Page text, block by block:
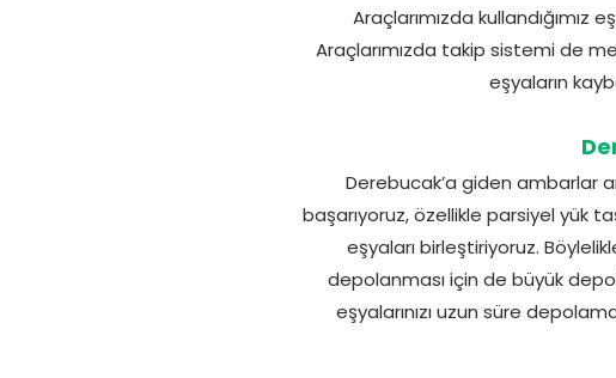
Araçlarımızda kullandığımız
Araçlarımızda takip sistemi de
eşyaların
Derebucak’a giden ambarlar
başarıyoruz, özellikle parsiyel yük
eşyaları birleştiriyoruz.
depolanması için de büyük
eşyalarınızı uzun süre